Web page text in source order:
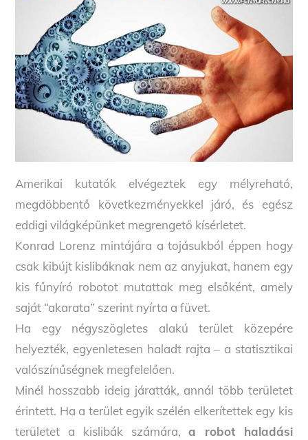
Amerikai kutatók elvégeztek egy mélyreható,
megdöbbentő következményekkel járó, és egész
eddigi világképünket megrengető kísérletet.
Konrad Lorenz mintájára a tojásukból éppen hogy
csak kibújt kislibáknak nem az anyjukat, hanem egy
kis fűnyíró robotot mutattak meg elsőként, amely
saját “akarata” szerint nyírta a füvet.
Ha egy négyszögletes alakú terület közepére
helyezték, egyenletesen haladt rajta – a statisztikai
valószínűségnek megfelelően.
Minél hosszabb ideig járatták, annál több területet
érintett. Ha a terület egyik szélén elkerítettek egy kis
területet a kislibák számára,a robot haladási